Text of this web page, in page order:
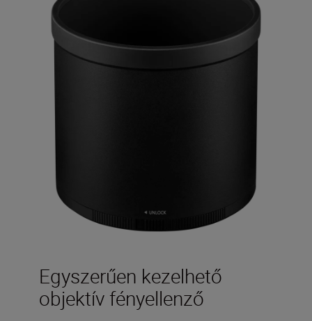
Egyszerűen kezelhető
objektív fényellenző